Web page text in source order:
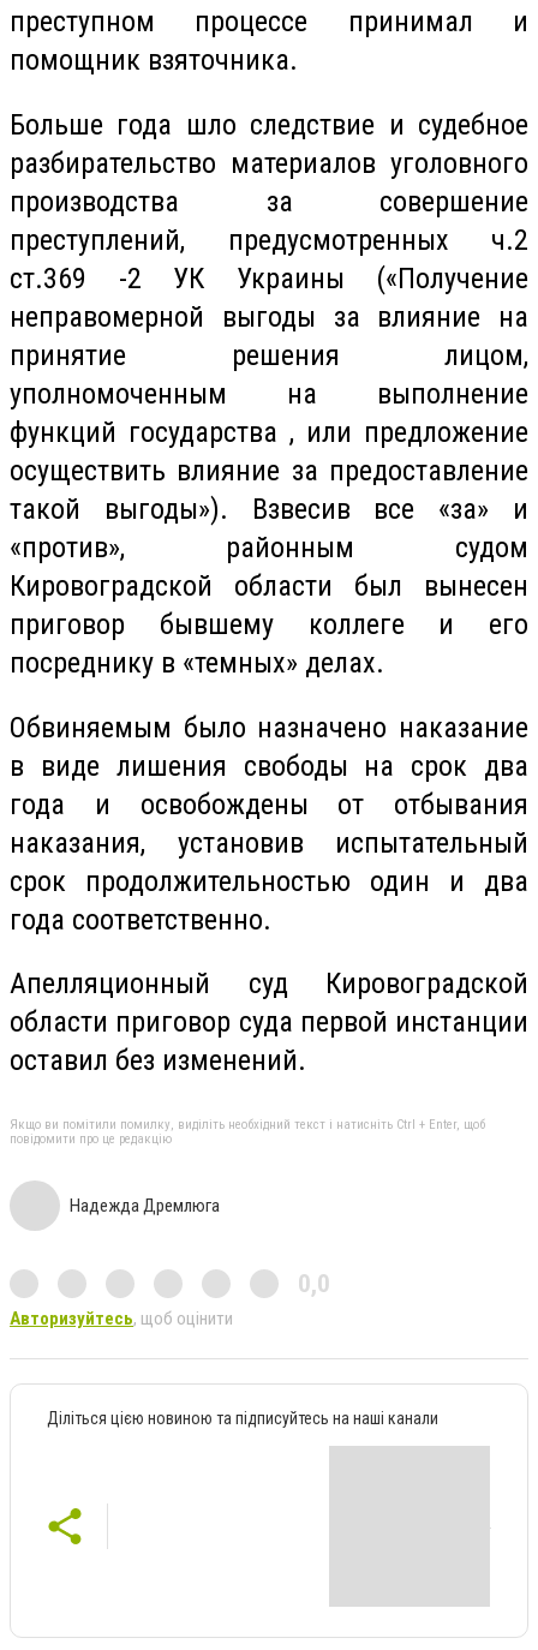
преступном процессе принимал и
помощник взяточника.
Больше года шло следствие и судебное
разбирательство материалов уголовного
производства за совершение
преступлений, предусмотренных ч.2
ст.369 -2 УК Украины («Получение
неправомерной выгоды за влияние на
принятие решения лицом,
уполномоченным на выполнение
функций государства , или предложение
осуществить влияние за предоставление
такой выгоды»). Взвесив все «за» и
«против», районным судом
Кировоградской области был вынесен
приговор бывшему коллеге и его
посреднику в «темных» делах.
Обвиняемым было назначено наказание
в виде лишения свободы на срок два
года и освобождены от отбывания
наказания, установив испытательный
срок продолжительностью один и два
года соответственно.
Апелляционный суд Кировоградской
области приговор суда первой инстанции
оставил без изменений.
Якщо ви помітили помилку, виділіть необхідний текст і натисніть Ctrl + Enter, щоб
повідомити про це редакцію
Надежда Дремлюга
0,0
Авторизуйтесь, щоб оцінити
Діліться цією новиною та підписуйтесь на наші канали